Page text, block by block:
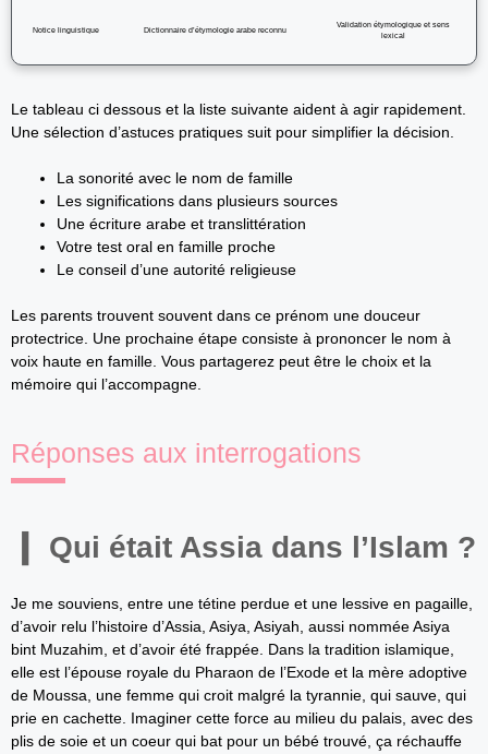
Notice linguistique Dictionnaire d’étymologie arabe reconnu
Validation étymologique et sens
lexical
Le tableau ci dessous et la liste suivante aident à agir rapidement.
Une sélection d’astuces pratiques suit pour simplifier la décision.
La sonorité avec le nom de famille
Les significations dans plusieurs sources
Une écriture arabe et translittération
Votre test oral en famille proche
Le conseil d’une autorité religieuse
Les parents trouvent souvent dans ce prénom une douceur
protectrice. Une prochaine étape consiste à prononcer le nom à
voix haute en famille. Vous partagerez peut être le choix et la
mémoire qui l’accompagne.
Réponses aux interrogations
Qui était Assia dans l’Islam ?
Je me souviens, entre une tétine perdue et une lessive en pagaille,
d’avoir relu l’histoire d’Assia, Asiya, Asiyah, aussi nommée Asiya
bint Muzahim, et d’avoir été frappée. Dans la tradition islamique,
elle est l’épouse royale du Pharaon de l’Exode et la mère adoptive
de Moussa, une femme qui croit malgré la tyrannie, qui sauve, qui
prie en cachette. Imaginer cette force au milieu du palais, avec des
plis de soie et un coeur qui bat pour un bébé trouvé, ça réchauffe